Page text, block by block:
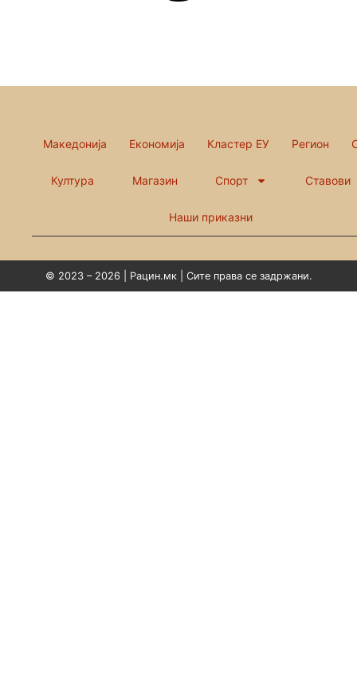
Македонија Економија Кластер ЕУ Регион
Култура Магазин Спорт Ставови
Наши приказни
© 2023 – 2026 | Рацин.мк | Сите права се задржани.